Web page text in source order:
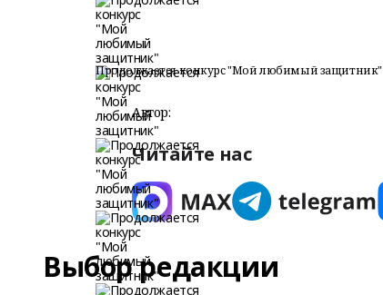
Продолжается конкурс "Мой любимый защитник"
Автор:
Читайте нас
Выбор редакции